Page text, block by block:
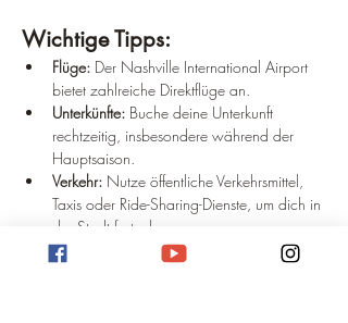
Wichtige Tipps:
Flüge: Der Nashville International Airport
bietet zahlreiche Direktflüge an.
Unterkünfte: Buche deine Unterkunft
rechtzeitig, insbesondere während der
Hauptsaison.
Verkehr: Nutze öffentliche Verkehrsmittel,
Taxis oder Ride-Sharing-Dienste, um dich in
der Stadt fortzubewegen.
Veranstaltungen:
Informiere dich über